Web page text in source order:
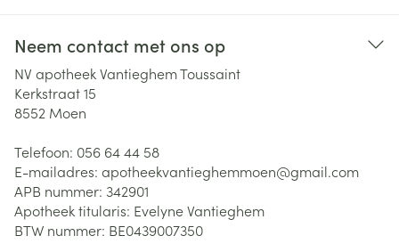
Neem contact met ons op
NV apotheek Vantieghem Toussaint
Kerkstraat 15
8552 Moen
Telefoon: 056 64 44 58
E-mailadres: apotheekvantieghemmoen@gmail.com
APB nummer: 342901
Apotheek titularis: Evelyne Vantieghem
BTW nummer: BE0439007350